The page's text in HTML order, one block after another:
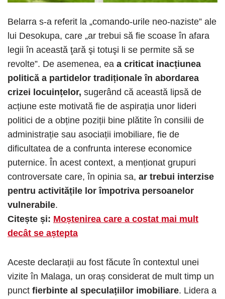
Belarra s-a referit la „comando-urile neo-naziste” ale
lui Desokupa, care „ar trebui să fie scoase în afara
legii în această ţară şi totuşi li se permite să se
revolte”. De asemenea, ea a criticat inacțiunea
politică a partidelor tradiționale în abordarea
crizei locuințelor, sugerând că această lipsă de
acțiune este motivată fie de aspirația unor lideri
politici de a obține poziții bine plătite în consilii de
administrație sau asociații imobiliare, fie de
dificultatea de a confrunta interese economice
puternice. În acest context, a menționat grupuri
controversate care, în opinia sa, ar trebui interzise
pentru activitățile lor împotriva persoanelor
vulnerabile.
Citește și: Moștenirea care a costat mai mult
decât se aștepta
Aceste declarații au fost făcute în contextul unei
vizite în Malaga, un oraș considerat de mult timp un
punct fierbinte al speculațiilor imobiliare. Lidera a